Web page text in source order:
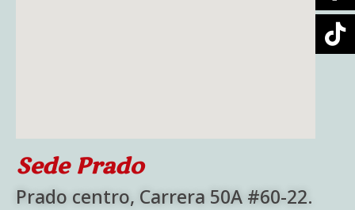
Sede Prado
Prado centro, Carrera 50A #60-22.